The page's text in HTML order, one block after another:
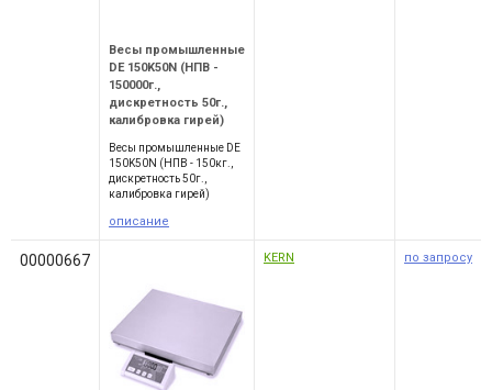
Весы промышленные
DE 150K50N (НПВ -
150000г.,
дискретность 50г.,
калибровка гирей)
Весы промышленные DE
150K50N (НПВ - 150кг.,
дискретность 50г.,
калибровка гирей)
описание
00000667 KERN по запросу